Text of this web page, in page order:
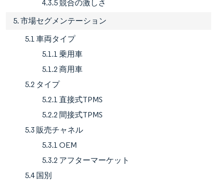
4.3.5 競合の激しさ
5. 市場セグメンテーション
5.1 車両タイプ
5.1.1 乗用車
5.1.2 商用車
5.2 タイプ
5.2.1 直接式TPMS
5.2.2 間接式TPMS
5.3 販売チャネル
5.3.1 OEM
5.3.2 アフターマーケット
5.4 国別